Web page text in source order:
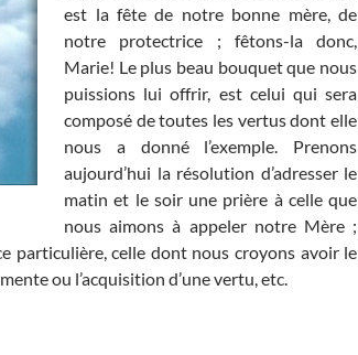
est la fête de notre bonne mère, de
notre protectrice ; fêtons-la donc,
Marie! Le plus beau bouquet que nous
puissions lui offrir, est celui qui sera
composé de toutes les vertus dont elle
nous a donné l’exemple. Prenons
aujourd’hui la résolution d’adresser le
matin et le soir une prière à celle que
nous aimons à appeler notre Mère ;
particulière, celle dont nous croyons avoir le
ou l’acquisition d’une vertu, etc.